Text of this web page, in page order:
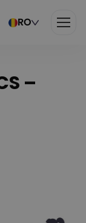
RO
–